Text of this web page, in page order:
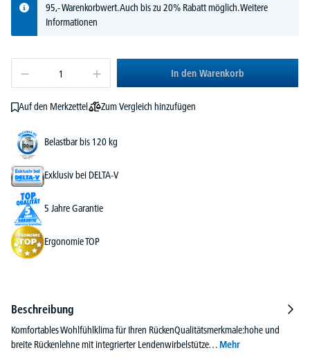
95,- Warenkorbwert. Auch bis zu 20% Rabatt möglich.Weitere
Informationen
In den Warenkorb
Auf den Merkzettel Zum Vergleich hinzufügen
Belastbar bis 120 kg
Exklusiv bei DELTA-V
5 Jahre Garantie
Ergonomie TOP
Beschreibung
Komfortables Wohlfühlklima für Ihren RückenQualitätsmerkmale:hohe und
breite Rückenlehne mit integrierter Lendenwirbelstütze… Mehr